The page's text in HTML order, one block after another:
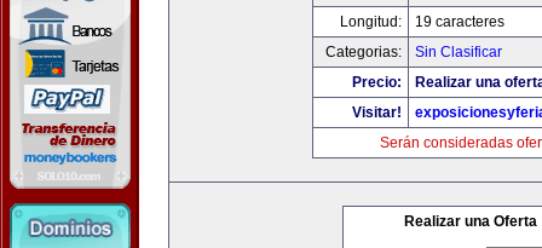
Longitud:
19 caracteres
Categorias:
Sin Clasificar
Precio:
Realizar una
Visitar!
Serán consideradas
Realizar una Oferta